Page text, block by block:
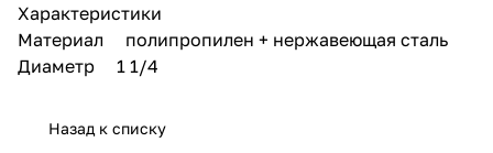
Характеристики
Материал полипропилен + нержавеющая сталь
Диаметр 1 1/4
Назад к списку